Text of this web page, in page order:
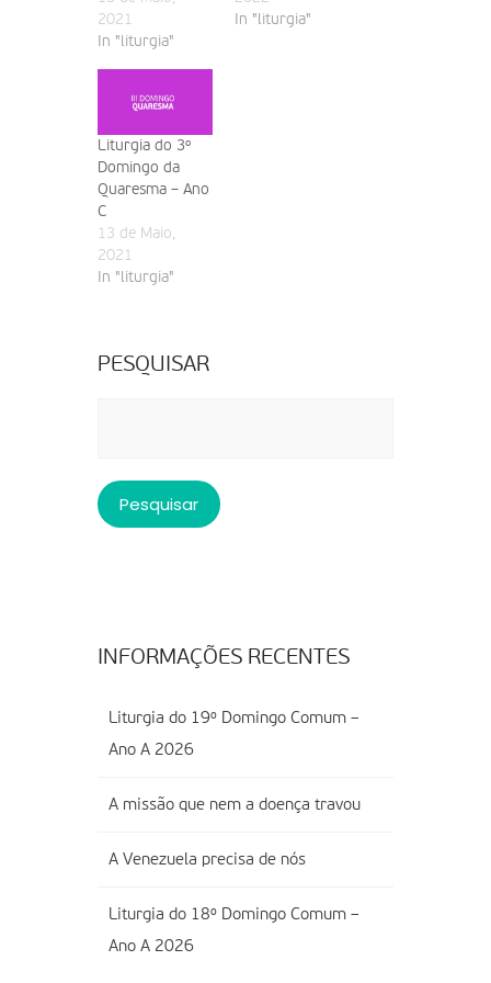
2021
In "liturgia"
In "liturgia"
Liturgia do 3º
Domingo da
Quaresma – Ano
C
13 de Maio,
2021
In "liturgia"
PESQUISAR
INFORMAÇÕES RECENTES
Liturgia do 19º Domingo Comum –
Ano A 2026
A missão que nem a doença travou
A Venezuela precisa de nós
Liturgia do 18º Domingo Comum –
Ano A 2026